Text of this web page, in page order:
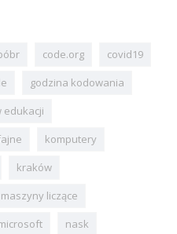
code.org
covid19
godzina kodowania
edukacji
komputery
kraków
maszyny liczące
nask